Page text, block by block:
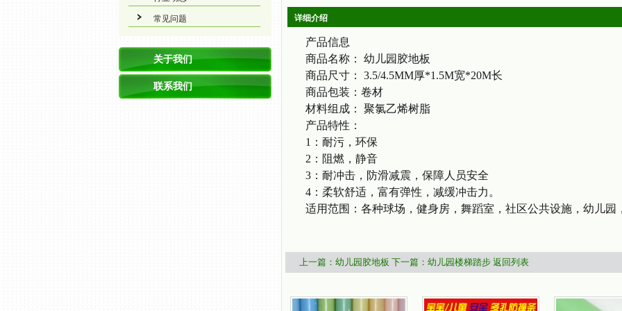
常见问题
关于我们
联系我们
详细介绍
产品信息
商品名称： 幼儿园胶地板
商品尺寸： 3.5/4.5MM厚*1.5M宽*20M长
商品包装：卷材
材料组成： 聚氯乙烯树脂
产品特性：
1：耐污，环保
2：阻燃，静音
3：耐冲击，防滑减震，保障人员安全
4：柔软舒适，富有弹性，减缓冲击力。
适用范围：各种球场，健身房，舞蹈室，社区公共设施，幼儿园
上一篇：幼儿园胶地板 下一篇：幼儿园楼梯踏步 返回列表